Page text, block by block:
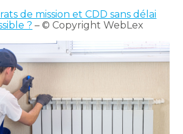
de mission et CDD sans délai
? – © Copyright WebLex